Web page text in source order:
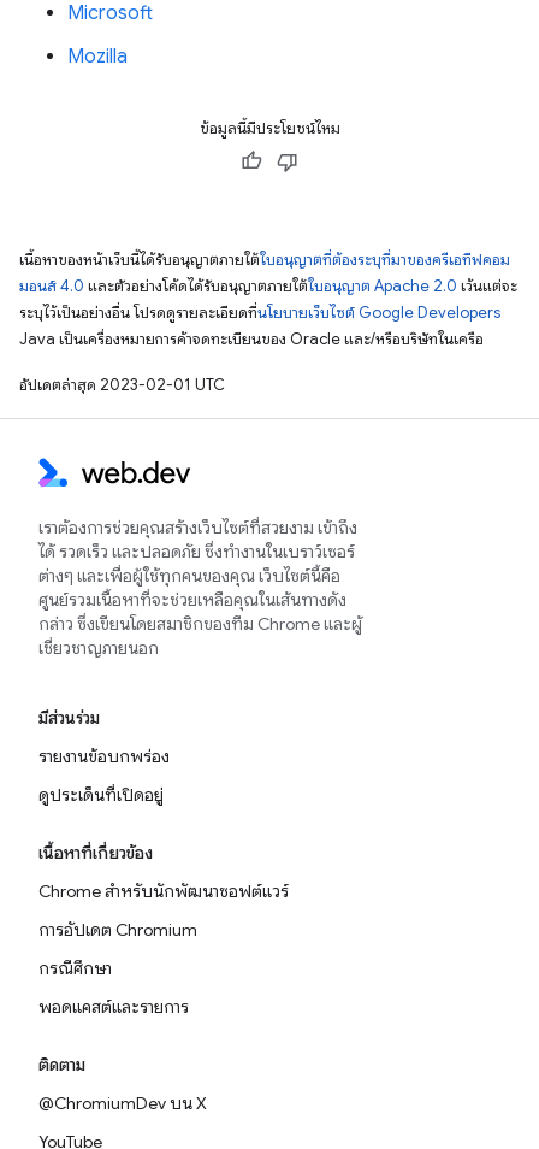
Microsoft
Mozilla
ข้อมูลนี้มีประโยชน์ไหม
เนื้อหาของหน้าเว็บนี้ได้รับอนุญาตภายใต้ใบอนุญาตที่ต้องระบุที่มาของครีเอทีฟคอม
มอนส์ 4.0 และตัวอย่างโค้ดได้รับอนุญาตภายใต้ใบอนุญาต Apache 2.0 เว้นแต่จะ
ระบุไว้เป็นอย่างอื่น โปรดดูรายละเอียดที่นโยบายเว็บไซต์ Google Developers
Java เป็นเครื่องหมายการค้าจดทะเบียนของ Oracle และ/หรือบริษัทในเครือ
อัปเดตล่าสุด 2023-02-01 UTC
เราต้องการช่วยคุณสร้างเว็บไซต์ที่สวยงาม เข้าถึง
ได้ รวดเร็ว และปลอดภัย ซึ่งทำงานในเบราว์เซอร์
ต่างๆ และเพื่อผู้ใช้ทุกคนของคุณ เว็บไซต์นี้คือ
ศูนย์รวมเนื้อหาที่จะช่วยเหลือคุณในเส้นทางดัง
กล่าว ซึ่งเขียนโดยสมาชิกของทีม Chrome และผู้
เชี่ยวชาญภายนอก
มีส่วนร่วม
รายงานข้อบกพร่อง
ดูประเด็นที่เปิดอยู่
เนื้อหาที่เกี่ยวข้อง
Chrome สำหรับนักพัฒนาซอฟต์แวร์
การอัปเดต Chromium
กรณีศึกษา
พอดแคสต์และรายการ
ติดตาม
@ChromiumDev บน X
YouTube